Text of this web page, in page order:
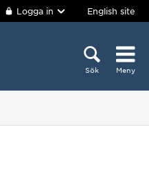
Logga in English site
Sök Meny